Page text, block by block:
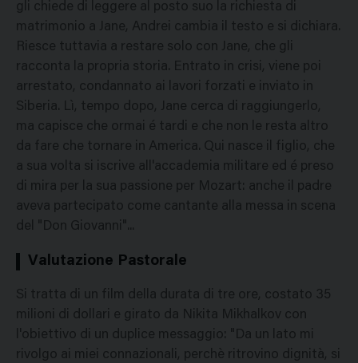
gli chiede di leggere al posto suo la richiesta di
matrimonio a Jane, Andrei cambia il testo e si dichiara.
Riesce tuttavia a restare solo con Jane, che gli
racconta la propria storia. Entrato in crisi, viene poi
arrestato, condannato ai lavori forzati e inviato in
Siberia. Lì, tempo dopo, Jane cerca di raggiungerlo,
ma capisce che ormai é tardi e che non le resta altro
da fare che tornare in America. Qui nasce il figlio, che
a sua volta si iscrive all'accademia militare ed é preso
di mira per la sua passione per Mozart: anche il padre
aveva partecipato come cantante alla messa in scena
del "Don Giovanni"...
Valutazione Pastorale
Si tratta di un film della durata di tre ore, costato 35
milioni di dollari e girato da Nikita Mikhalkov con
l'obiettivo di un duplice messaggio: "Da un lato mi
rivolgo ai miei connazionali, perchè ritrovino dignità, si